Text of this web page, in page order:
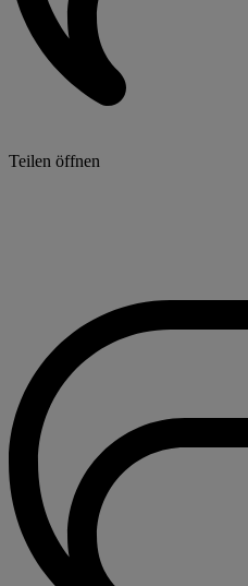
Teilen öffnen